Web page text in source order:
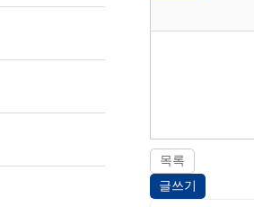
목록
글쓰기